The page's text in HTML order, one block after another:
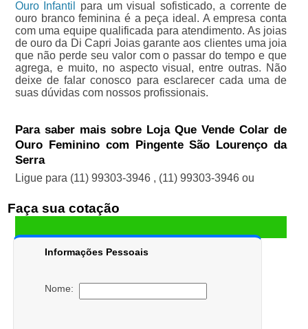
Ouro Infantil
para um visual sofisticado, a corrente de
ouro branco feminina é a peça ideal. A empresa conta
com uma equipe qualificada para atendimento. As joias
de ouro da Di Capri Joias garante aos clientes uma joia
que não perde seu valor com o passar do tempo e que
agrega, e muito, no aspecto visual, entre outras. Não
deixe de falar conosco para esclarecer cada uma de
suas dúvidas com nossos profissionais.
Para saber mais sobre Loja Que Vende Colar de
Ouro Feminino com Pingente São Lourenço da
Serra
Ligue para (11) 99303-3946 , (11) 99303-3946 ou
Faça sua cotação
Informações Pessoais
Nome: